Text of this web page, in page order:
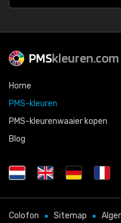
PMSkleuren.com
Home
PMS-kleuren
PMS-kleurenwaaier kopen
Blog
Colofon Sitemap